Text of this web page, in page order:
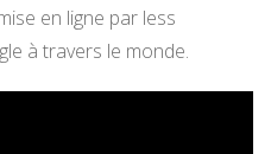
en ligne par less
à travers le monde.